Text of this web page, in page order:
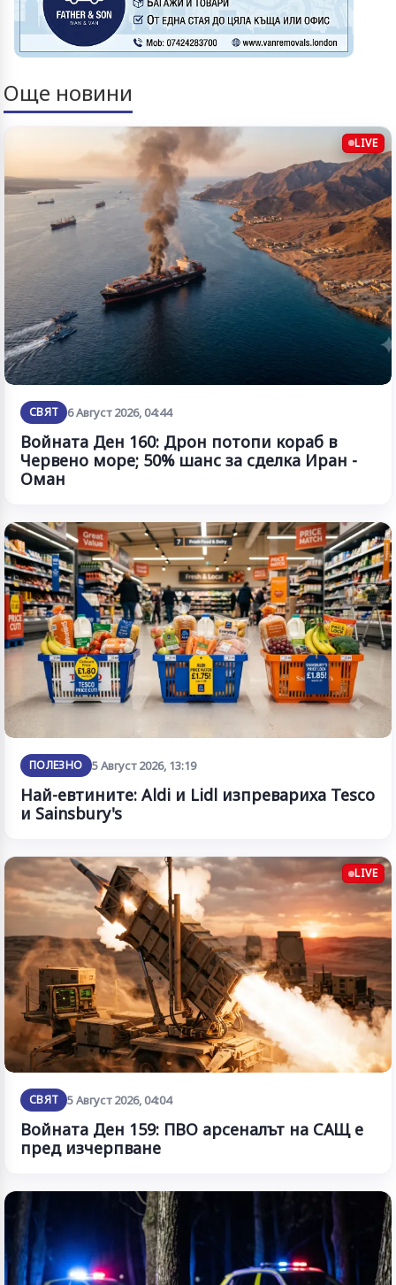
Още новини
LIVE
СВЯТ 6 Август 2026, 04:44
Войната Ден 160: Дрон потопи кораб в
Червено море; 50% шанс за сделка Иран -
Оман
ПОЛЕЗНО 5 Август 2026, 13:19
Най-евтините: Aldi и Lidl изпревариха Tesco
и Sainsbury's
LIVE
СВЯТ 5 Август 2026, 04:04
Войната Ден 159: ПВО арсеналът на САЩ е
пред изчерпване